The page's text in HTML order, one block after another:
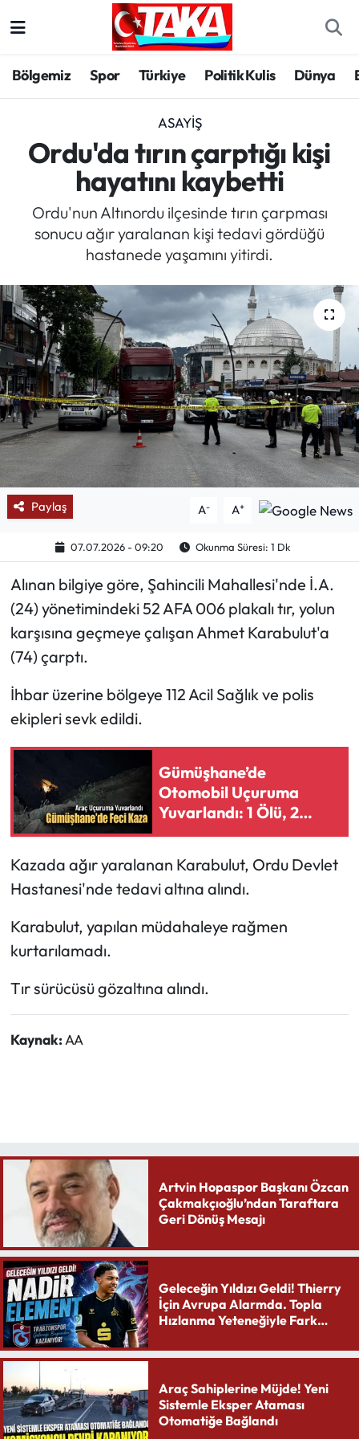
Bölgemiz Spor Türkiye Politik Kulis Dünya
ASAYIŞ
Ordu'da tırın çarptığı kişi
hayatını kaybetti
Ordu'nun Altınordu ilçesinde tırın çarpması
sonucu ağır yaralanan kişi tedavi gördüğü
hastanede yaşamını yitirdi.
Paylaş A- A+
07.07.2026 - 09:20 Okunma Süresi: 1 Dk
Alınan bilgiye göre, Şahincili Mahallesi'nde İ.A.
(24) yönetimindeki 52 AFA 006 plakalı tır, yolun
karşısına geçmeye çalışan Ahmet Karabulut'a
(74) çarptı.
İhbar üzerine bölgeye 112 Acil Sağlık ve polis
ekipleri sevk edildi.
Gümüşhane’de
Otomobil Uçuruma
Yuvarlandı: 1 Ölü, 2
Yaralı
Kazada ağır yaralanan Karabulut, Ordu Devlet
Hastanesi'nde tedavi altına alındı.
Karabulut, yapılan müdahaleye rağmen
kurtarılamadı.
Tır sürücüsü gözaltına alındı.
Kaynak:AA
Artvin Hopaspor Başkanı Özcan
Çakmakçıoğlu’ndan Taraftara
Geri Dönüş Mesajı
Geleceğin Yıldızı Geldi! Thierry
İçin Avrupa Alarmda. Topla
Hızlanma Yeteneğiyle Fark
Araç Sahiplerine Müjde! Yeni
Sistemle Eksper Ataması
Otomatiğe Bağlandı
Spor
Türkiye
Kültür/Sanat
Politika
Politik Kulis
Dünya
Magazin
Mektup Galeri
Röportaj
Manşet
Köşe Yazıları
Karikatür Galeri
BIK
ASTROLOJİ
Mektup Galeri
Sağlık
Turizm
Teknoloji
Trabzon Hava Durumu
Trabzon Trafik Yoğunluk Haritası
Süper Lig Puan Durumu ve Fikstür
Tüm Manşetler
Son Dakika Haberleri
Haber Arşivi